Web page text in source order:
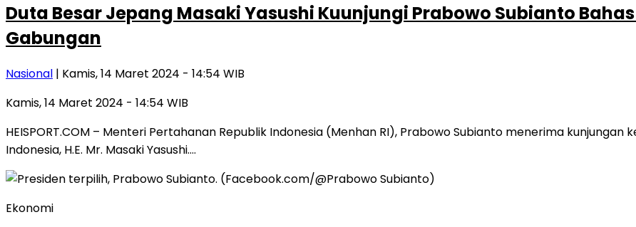
Duta Besar Jepang Masaki Yasushi Kuunjungi Prabowo Subianto
Gabungan
Nasional | Kamis, 14 Maret 2024 - 14:54 WIB
Kamis, 14 Maret 2024 - 14:54 WIB
HEISPORT.COM – Menteri Pertahanan Republik Indonesia (Menhan RI), Prabowo Subianto menerima
Indonesia, H.E. Mr. Masaki Yasushi….
Ekonomi